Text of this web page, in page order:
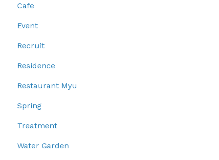
Cafe
Event
Recruit
Residence
Restaurant Myu
Spring
Treatment
Water Garden